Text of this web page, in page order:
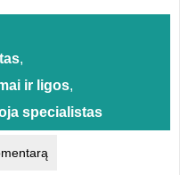
,
ir ligos,
specialistas